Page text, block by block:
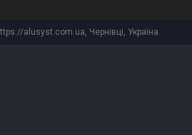
alusyst.com.ua, Чернівці, Україна